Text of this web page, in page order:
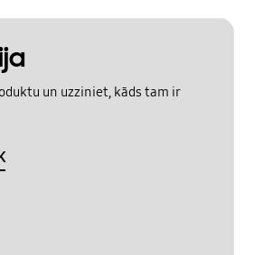
un uzziniet, kāds tam ir